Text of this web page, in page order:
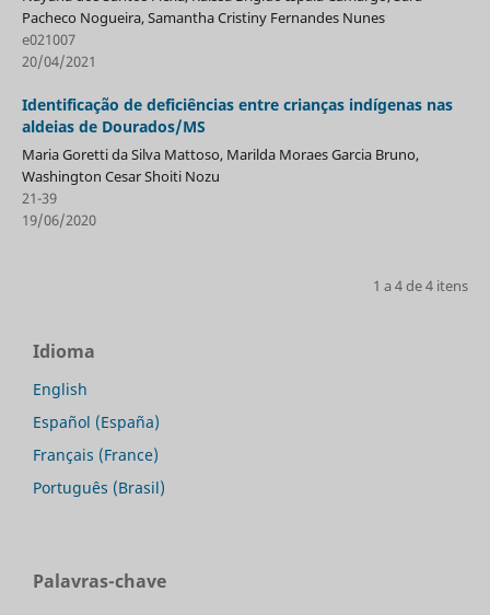
Pacheco Nogueira, Samantha Cristiny Fernandes Nunes
e021007
20/04/2021
Identificação de deficiências entre crianças indígenas nas
aldeias de Dourados/MS
Maria Goretti da Silva Mattoso, Marilda Moraes Garcia Bruno,
Washington Cesar Shoiti Nozu
21-39
19/06/2020
1 a 4 de 4 itens
Idioma
English
Español (España)
Français (France)
Português (Brasil)
Palavras-chave